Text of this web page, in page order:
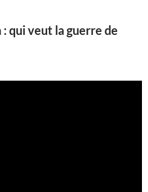
qui veut la guerre de